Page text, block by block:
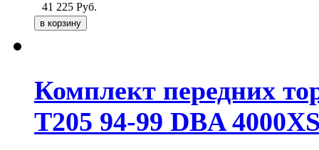
41 225 Руб.
Комплект передних
T205 94-99 DBA